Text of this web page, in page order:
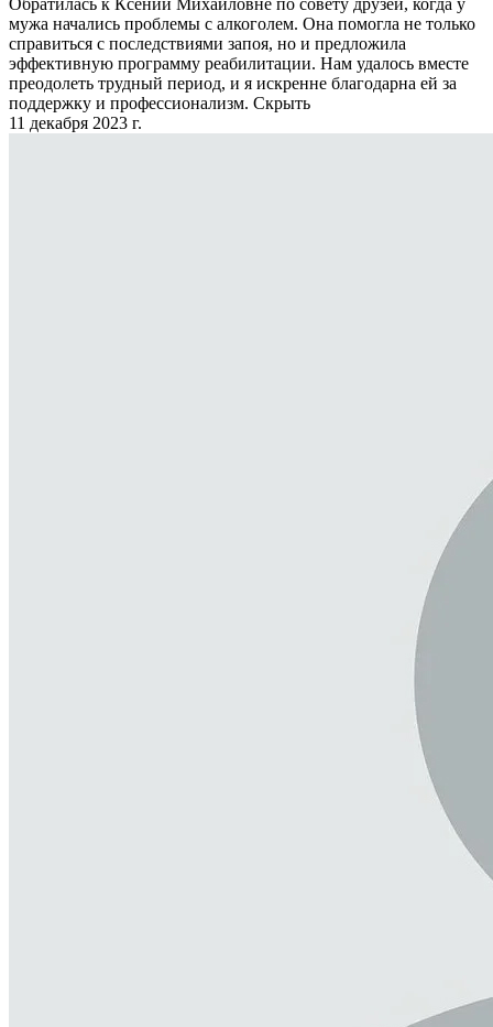
Обратилась к Ксении Михайловне по совету друзей, когда у
мужа начались проблемы с алкоголем. Она помогла не только
справиться с последствиями запоя, но и предложила
эффективную программу реабилитации. Нам удалось вместе
преодолеть трудный период, и я искренне благодарна ей за
поддержку и профессионализм. Скрыть
11 декабря 2023 г.